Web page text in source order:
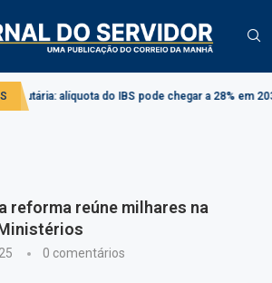
do IBS pode chegar a 28% em 2033
reforma reúne milhares na
0 comentários